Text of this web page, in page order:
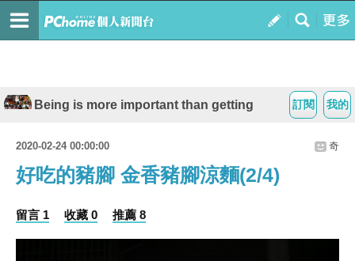
我的
訂閱
Being is more important than getting
2020-02-24 00:00:00 奇
好吃的豬腳 金香豬腳涼麵(2/4)
留言 1 收藏 0 推薦 8